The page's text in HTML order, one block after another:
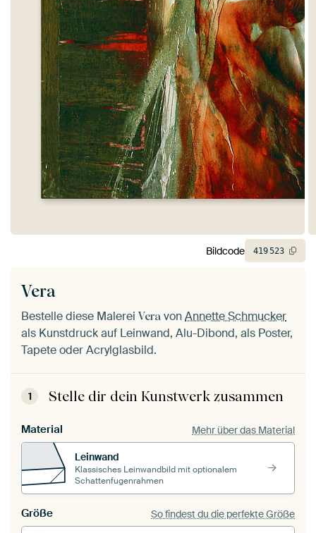
Vera
Bestelle diese Malerei Vera vonAnnette Schmucker
als Kunstdruck auf Leinwand, Alu-Dibond, als Poster,
Tapete oder Acrylglasbild.
1 Stelle dir dein Kunstwerk zusammen
Material Mehr über das Material
Leinwand
Klassisches Leinwandbild mit optionalem
Schattenfugenrahmen
Größe So findest du die perfekte Größe
Bildcode 419523